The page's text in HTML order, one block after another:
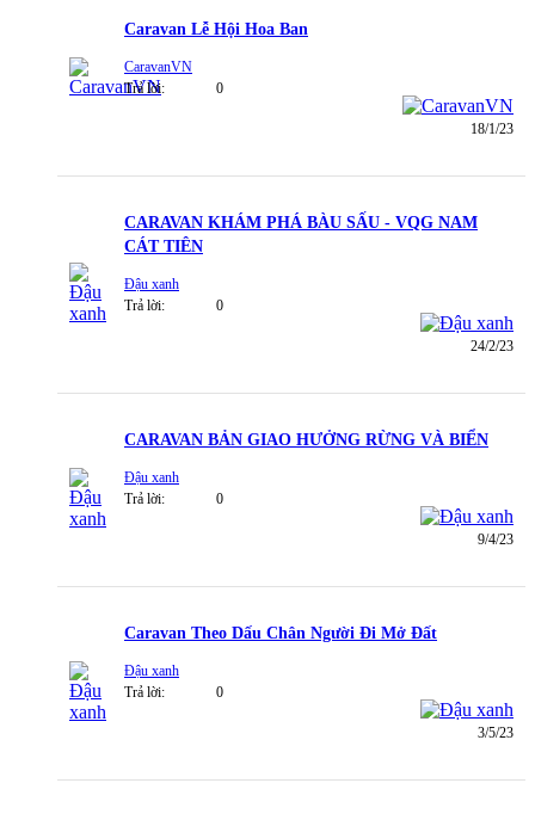
Caravan Lễ Hội Hoa Ban
CaravanVN
Trả lời:
0
18/1/23
CARAVAN KHÁM PHÁ BÀU SẤU - VQG NAM
CÁT TIÊN
Đậu xanh
Trả lời:
0
24/2/23
CARAVAN BẢN GIAO HƯỞNG RỪNG VÀ BIỂN
Đậu xanh
Trả lời:
0
9/4/23
Caravan Theo Dấu Chân Người Đi Mở Đất
Đậu xanh
Trả lời:
0
3/5/23